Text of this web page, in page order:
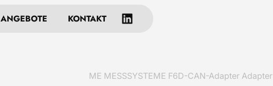
ANGEBOTE KONTAKT
ME MESSSYSTEME F6D-CAN-Adapter Adapter